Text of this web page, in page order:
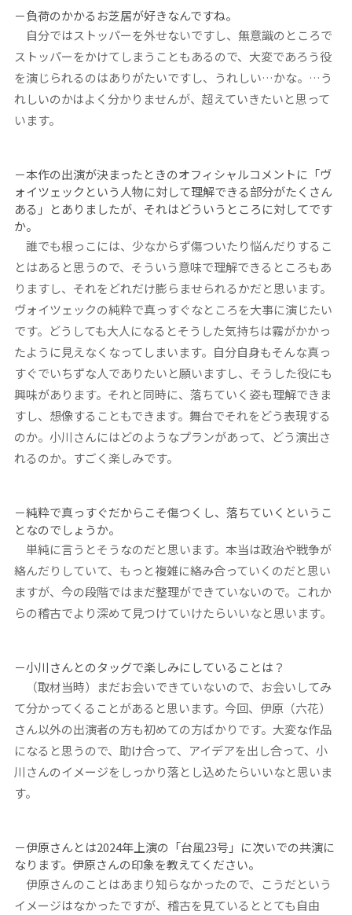
－負荷のかかるお芝居が好きなんですね。
自分ではストッパーを外せないですし、無意識のところで
ストッパーをかけてしまうこともあるので、大変であろう役
を演じられるのはありがたいですし、うれしい…かな。…う
れしいのかはよく分かりませんが、超えていきたいと思って
います。
－本作の出演が決まったときのオフィシャルコメントに「ヴ
ォイツェックという人物に対して理解できる部分がたくさん
ある」とありましたが、それはどういうところに対してです
か。
誰でも根っこには、少なからず傷ついたり悩んだりするこ
とはあると思うので、そういう意味で理解できるところもあ
りますし、それをどれだけ膨らませられるかだと思います。
ヴォイツェックの純粋で真っすぐなところを大事に演じたい
です。どうしても大人になるとそうした気持ちは霧がかかっ
たように見えなくなってしまいます。自分自身もそんな真っ
すぐでいちずな人でありたいと願いますし、そうした役にも
興味があります。それと同時に、落ちていく姿も理解できま
すし、想像することもできます。舞台でそれをどう表現する
のか。小川さんにはどのようなプランがあって、どう演出さ
れるのか。すごく楽しみです。
－純粋で真っすぐだからこそ傷つくし、落ちていくというこ
となのでしょうか。
単純に言うとそうなのだと思います。本当は政治や戦争が
絡んだりしていて、もっと複雑に絡み合っていくのだと思い
ますが、今の段階ではまだ整理ができていないので。これか
らの稽古でより深めて見つけていけたらいいなと思います。
－小川さんとのタッグで楽しみにしていることは？
（取材当時）まだお会いできていないので、お会いしてみ
て分かってくることがあると思います。今回、伊原（六花）
さん以外の出演者の方も初めての方ばかりです。大変な作品
になると思うので、助け合って、アイデアを出し合って、小
川さんのイメージをしっかり落とし込めたらいいなと思いま
す。
－伊原さんとは2024年上演の「台風23号」に次いでの共演に
なります。伊原さんの印象を教えてください。
伊原さんのことはあまり知らなかったので、こうだという
イメージはなかったですが、稽古を見ているととても自由